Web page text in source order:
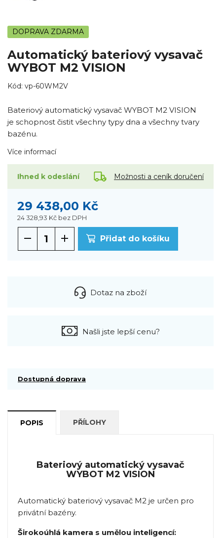
DOPRAVA ZDARMA
Automatický bateriový vysavač
WYBOT M2 VISION
Kód: vp-60WM2V
Bateriový automatický vysavač WYBOT M2 VISION
je schopnost čistit všechny typy dna a všechny tvary
bazénu.
Více informací
Ihned k odeslání Možnosti a ceník doručení
29 438,00 Kč
24 328,93 Kč bez DPH
Přidat do košíku
Dotaz na zboží
Našli jste lepší cenu?
Dostupná doprava
POPIS PŘÍLOHY
Bateriový automatický vysavač
WYBOT M2 VISION
Automatický bateriový vysavač M2 je určen pro
privátní bazény.
Širokoúhlá kamera s umělou inteligencí: